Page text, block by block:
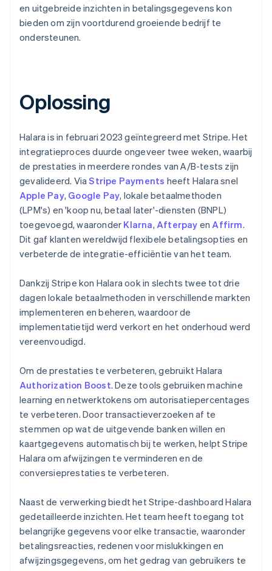
en uitgebreide inzichten in betalingsgegevens kon
bieden om zijn voortdurend groeiende bedrijf te
ondersteunen.
Oplossing
Halara is in februari 2023 geïntegreerd met Stripe. Het
integratieproces duurde ongeveer twee weken, waarbij
de prestaties in meerdere rondes van A/B-tests zijn
gevalideerd. ViaStripe Payments heeft Halara snel
Apple Pay, Google Pay, lokale betaalmethoden
(LPM's) en 'koop nu, betaal later'-diensten (BNPL)
toegevoegd, waaronder Klarna, Afterpay en Affirm.
Dit gaf klanten wereldwijd flexibele betalingsopties en
verbeterde de integratie-efficiëntie van het team.
Dankzij Stripe kon Halara ook in slechts twee tot drie
dagen lokale betaalmethoden in verschillende markten
implementeren en beheren, waardoor de
implementatietijd werd verkort en het onderhoud werd
vereenvoudigd.
Om de prestaties te verbeteren, gebruikt Halara
Authorization Boost. Deze tools gebruiken machine
learning en netwerktokens om autorisatiepercentages
te verbeteren. Door transactieverzoeken af te
stemmen op wat de uitgevende banken willen en
kaartgegevens automatisch bij te werken, helpt Stripe
Halara om afwijzingen te verminderen en de
conversieprestaties te verbeteren.
Naast de verwerking biedt het Stripe-dashboard Halara
gedetailleerde inzichten. Het team heeft toegang tot
belangrijke gegevens voor elke transactie, waaronder
betalingsreacties, redenen voor mislukkingen en
afwijzingsgegevens, om het gedrag van gebruikers te